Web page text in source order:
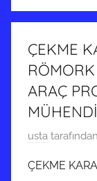
it
a
r
i
i
n
d
g
ÇEKME
ARAÇ
1
A
usta tarafından
ÇEKME